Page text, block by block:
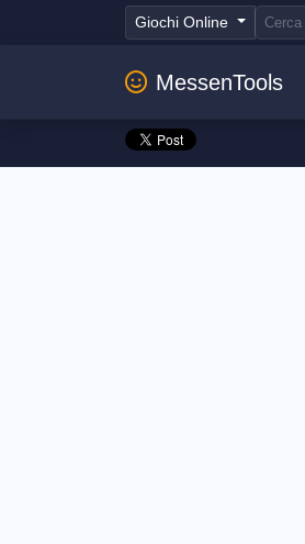
Giochi Online
MessenTools